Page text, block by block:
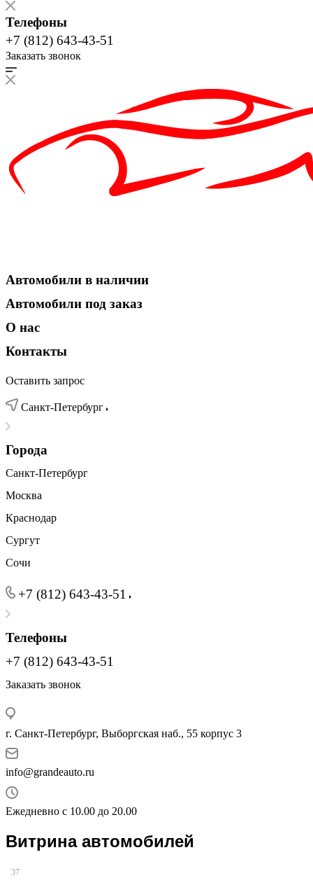
Телефоны
+7 (812) 643-43-51
Заказать звонок
Автомобили в наличии
Автомобили под заказ
О нас
Контакты
Оставить запрос
Санкт-Петербург
Города
Санкт-Петербург
Москва
Краснодар
Сургут
Сочи
+7 (812) 643-43-51
Телефоны
+7 (812) 643-43-51
Заказать звонок
г. Санкт-Петербург, Выборгская наб., 55 корпус 3
info@grandeauto.ru
Ежедневно с 10.00 до 20.00
Витрина автомобилей
37